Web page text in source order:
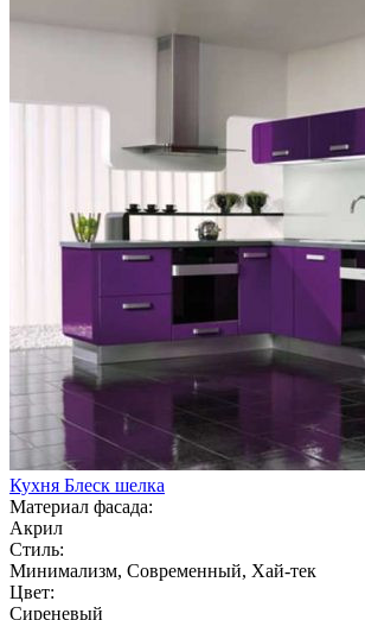
Кухня Блеск шелка
Материал фасада:
Акрил
Стиль:
Минимализм, Современный, Хай-тек
Цвет:
Сиреневый